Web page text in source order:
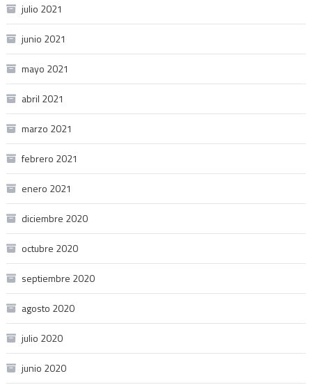
julio 2021
junio 2021
mayo 2021
abril 2021
marzo 2021
febrero 2021
enero 2021
diciembre 2020
octubre 2020
septiembre 2020
agosto 2020
julio 2020
junio 2020